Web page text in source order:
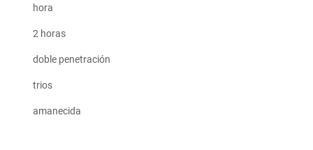
hora
2 horas
doble penetración
trios
amanecida